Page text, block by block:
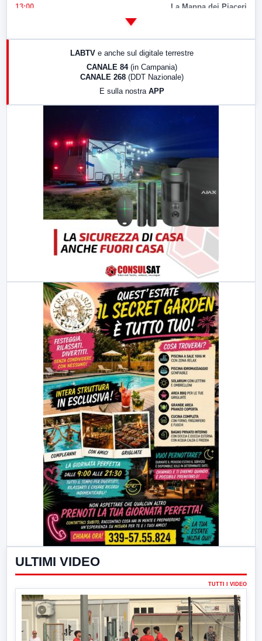
13:00 La Mappa dei Piaceri
LABTV e anche sul digitale terrestre
CANALE 84 (in Campania)
CANALE 268 (DDT Nazionale)
E sulla nostra APP
ULTIMI VIDEO
TUTTI I VIDEO